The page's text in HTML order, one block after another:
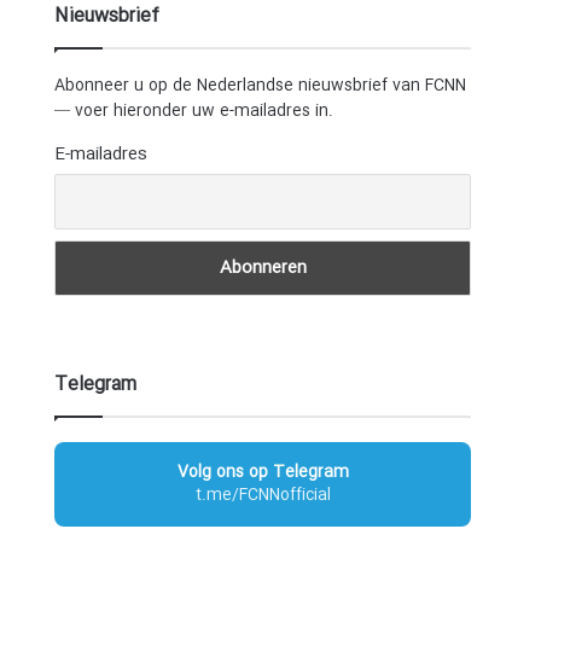
Nieuwsbrief
Abonneer u op de Nederlandse nieuwsbrief van FCNN
— voer hieronder uw e-mailadres in.
E-mailadres
Telegram
Volg ons op Telegram
t.me/FCNNofficial